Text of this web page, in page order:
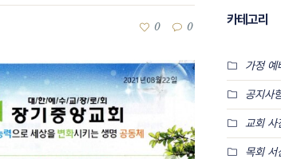
0 0 카테고리
가정 예
공지사
교회 사
목회 서